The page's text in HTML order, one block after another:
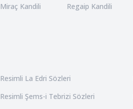
Miraç Kandili
Regaip Kandili
Resimli La Edri Sözleri
Resimli Şems-i Tebrizi Sözleri